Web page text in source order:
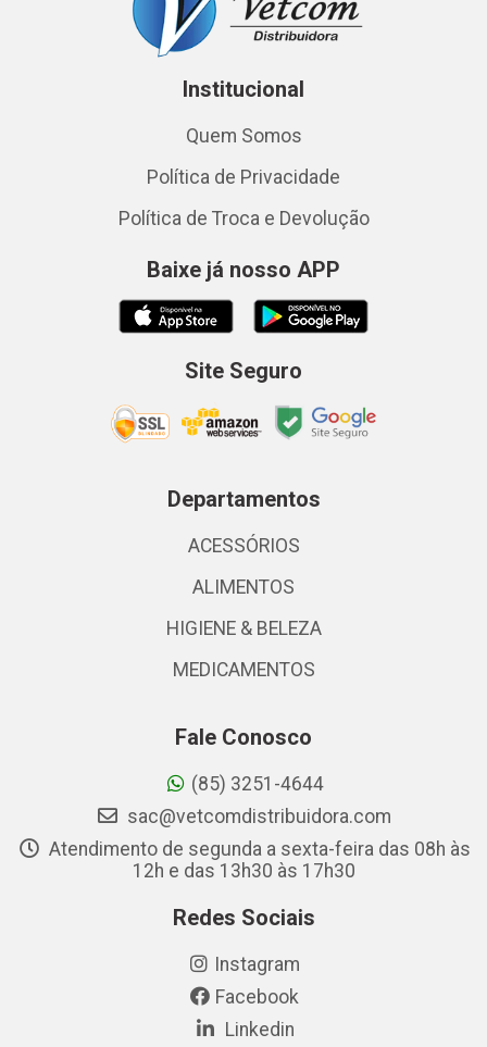
Institucional
Quem Somos
Política de Privacidade
Política de Troca e Devolução
Baixe já nosso APP
Site Seguro
Departamentos
ACESSÓRIOS
ALIMENTOS
HIGIENE & BELEZA
MEDICAMENTOS
Fale Conosco
(85) 3251-4644
sac@vetcomdistribuidora.com
Atendimento de segunda a sexta-feira das 08h às
12h e das 13h30 às 17h30
Redes Sociais
Instagram
Facebook
Linkedin